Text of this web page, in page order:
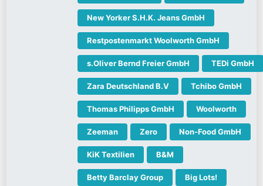
New Yorker S.H.K. Jeans GmbH
Restpostenmarkt Woolworth GmbH
s.Oliver Bernd Freier GmbH TEDi GmbH
Zara Deutschland B.V Tchibo GmbH
Thomas Philipps GmbH Woolworth
Zeeman Zero Non-Food GmbH
KiK Textilien B&M
Betty Barclay Group Big Lots!